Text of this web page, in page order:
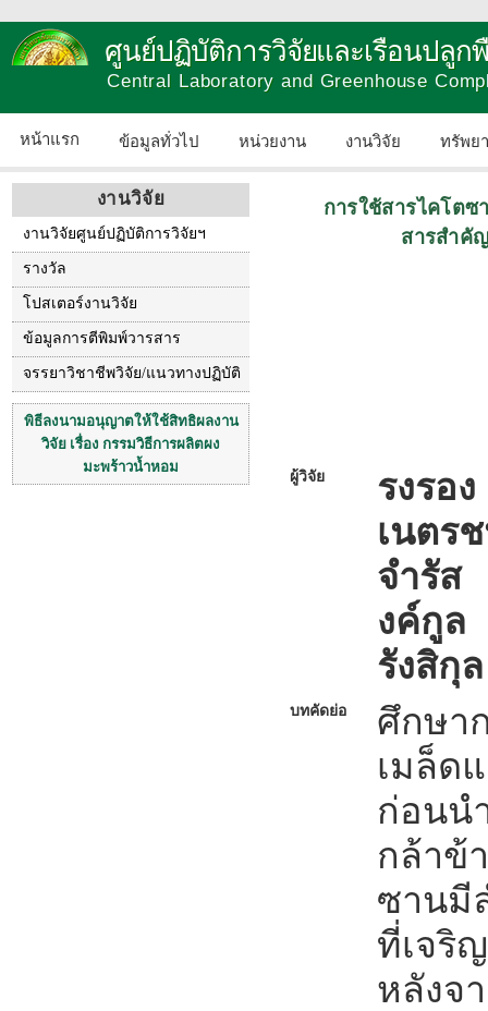
ศูนย์ปฏิบัติการวิจัยและเรือนปลูก
Central Laboratory and Greenhouse
หน้าแรก ข้อมูลทั่วไป หน่วยงาน งานวิจัย ทรัพย
งานวิจัย
งานวิจัยศูนย์ปฏิบัติการวิจัยฯ
รางวัล
โปสเตอร์งานวิจัย
ข้อมูลการตีพิมพ์วารสาร
จรรยาวิชาชีพวิจัย/แนวทางปฏิบัติ
พิธีลงนามอนุญาตให้ใช้สิทธิผลงาน
วิจัย เรื่อง กรรมวิธีการผลิตผง
มะพร้าวน้ำหอม
การใช้สารไคโตซ
สารสำคั
ผู้วิจัย
รงร
เนตร
จำรัส
งค์กู
รังสิกุล
บทคัดย่อ
ศึกษา
เมล็ด
ก่อนน
กล้าข้
ซานมี
ที่เจริ
หลังจ